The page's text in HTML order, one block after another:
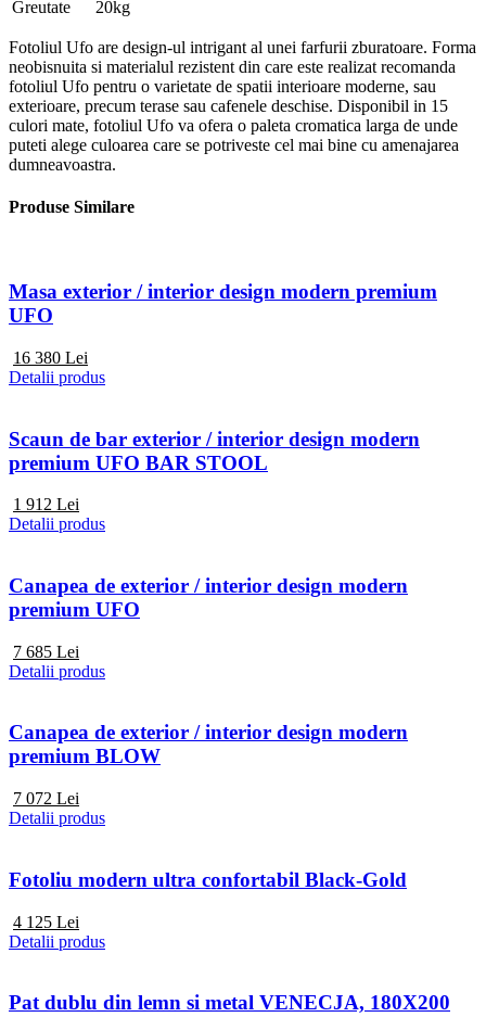
Greutate 20kg
Fotoliul Ufo are design-ul intrigant al unei farfurii zburatoare. Forma
neobisnuita si materialul rezistent din care este realizat recomanda
fotoliul Ufo pentru o varietate de spatii interioare moderne, sau
exterioare, precum terase sau cafenele deschise. Disponibil in 15
culori mate, fotoliul Ufo va ofera o paleta cromatica larga de unde
puteti alege culoarea care se potriveste cel mai bine cu amenajarea
dumneavoastra.
Produse Similare
Masa exterior / interior design modern premium
UFO
16 380 Lei
Detalii produs
Scaun de bar exterior / interior design modern
premium UFO BAR STOOL
1 912 Lei
Detalii produs
Canapea de exterior / interior design modern
premium UFO
7 685 Lei
Detalii produs
Canapea de exterior / interior design modern
premium BLOW
7 072 Lei
Detalii produs
Fotoliu modern ultra confortabil Black-Gold
4 125 Lei
Detalii produs
Pat dublu din lemn si metal VENECJA, 180X200